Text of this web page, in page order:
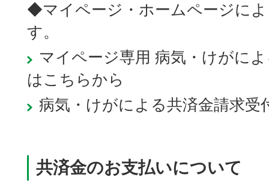
◆マイページ・ホームページに
す。
マイページ専用 病気・けがに
はこちらから
病気・けがによる共済金請求
共済金のお支払いについて